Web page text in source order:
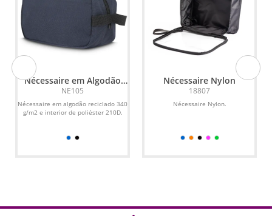
Nécessaire em Algodão
Reciclado 340g/m2
NE105
Nécessaire em algodão reciclado 340
g/m2 e interior de poliéster 210D.
Nécessaire Nylon
18807
Nécessaire Nylon.